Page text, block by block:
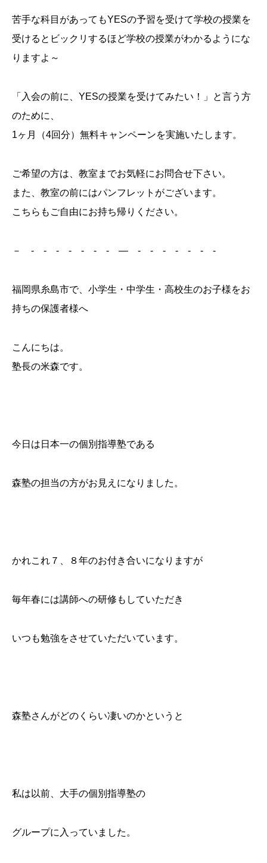
苦手な科目があってもYESの予習を受けて学校の授業を
受けるとビックリするほど学校の授業がわかるようにな
りますよ～
「入会の前に、YESの授業を受けてみたい！」と言う方
のために、
1ヶ月（4回分）無料キャンペーンを実施いたします。
ご希望の方は、教室までお気軽にお問合せ下さい。
また、教室の前にはパンフレットがございます。
こちらもご自由にお持ち帰りください。
－ - - - - - - - ― - - - - - - -
福岡県糸島市で、小学生・中学生・高校生のお子様をお
持ちの保護者様へ
こんにちは。
塾長の米森です。
今日は日本一の個別指導塾である
森塾の担当の方がお見えになりました。
かれこれ７、８年のお付き合いになりますが
毎年春には講師への研修もしていただき
いつも勉強をさせていただいています。
森塾さんがどのくらい凄いのかというと
私は以前、大手の個別指導塾の
グループに入っていました。